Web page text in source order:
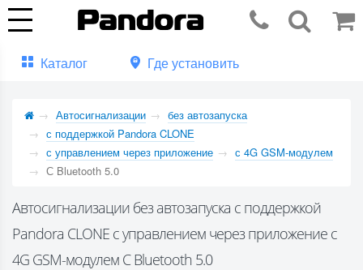
Каталог Где установить
Автосигнализации
без автозапуска
с поддержкой Pandora CLONE
с управлением через приложение
с 4G GSM-модулем
С Bluetooth 5.0
Автосигнализации без автозапуска с поддержкой
Pandora CLONE с управлением через приложение с
4G GSM-модулем С Bluetooth 5.0